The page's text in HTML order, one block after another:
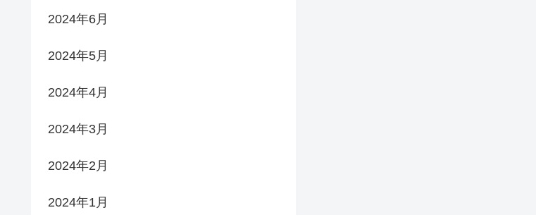
2024年6月
2024年5月
2024年4月
2024年3月
2024年2月
2024年1月